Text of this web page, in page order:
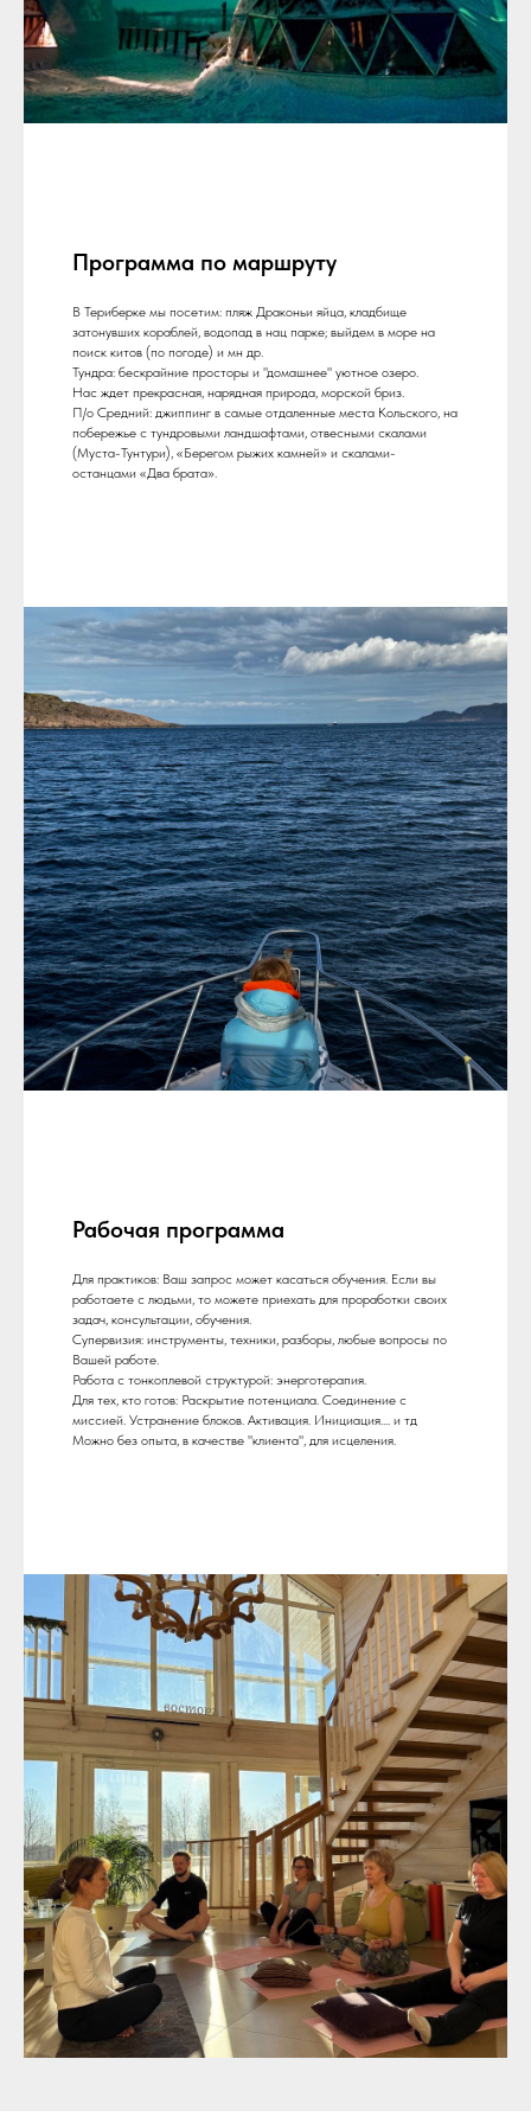
Программа по маршруту
В Териберке мы посетим: пляж Драконьи яйца, кладбище
затонувших кораблей, водопад в нац парке; выйдем в море на
поиск китов (по погоде) и мн др.
Тундра: бескрайние просторы и "домашнее" уютное озеро.
Нас ждет прекрасная, нарядная природа, морской бриз.
П/о Средний: джиппинг в самые отдаленные места Кольского, на
побережье с тундровыми ландшафтами, отвесными скалами
(Муста-Тунтури), «Берегом рыжих камней» и скалами-
останцами «Два брата».
Рабочая программа
Для практиков: Ваш запрос может касаться обучения. Если вы
работаете с людьми, то можете приехать для проработки своих
задач, консультации, обучения.
Супервизия: инструменты, техники, разборы, любые вопросы по
Вашей работе.
Работа с тонкоплевой структурой: энерготерапия.
Для тех, кто готов: Раскрытие потенциала. Соединение с
миссией. Устранение блоков. Активация. Инициация.... и тд
Можно без опыта, в качестве "клиента", для исцеления.